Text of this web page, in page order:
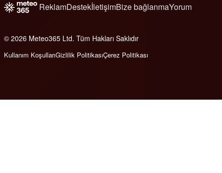
ReklamDestekİletişimBize bağlanmaYorum
© 2026 Meteo365 Ltd. Tüm Hakları Saklıdır
Kullanım KoşullarıGizlilik PolitikasıÇerez Politikası